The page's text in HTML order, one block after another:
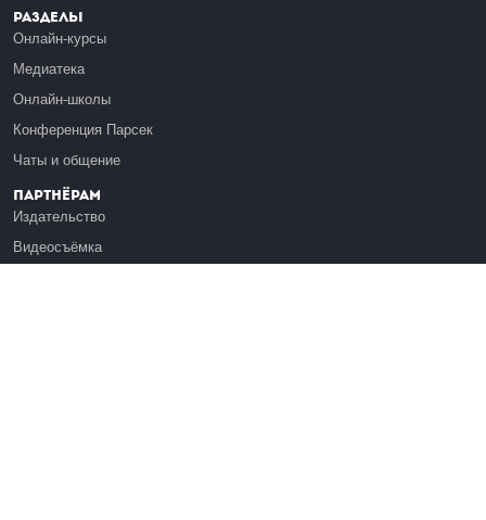
Разделы
Онлайн-курсы
Медиатека
Онлайн-школы
Конференция Парсек
Чаты и общение
Партнёрам
Издательство
Видеосъёмка